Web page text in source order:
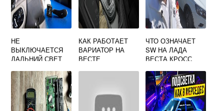
НЕ
ВЫКЛЮЧАЕТСЯ
ДАЛЬНИЙ СВЕТ
КАК РАБОТАЕТ
ВАРИАТОР НА
ВЕСТЕ
ЧТО ОЗНАЧАЕТ
SW НА ЛАДА
ВЕСТА КРОСС